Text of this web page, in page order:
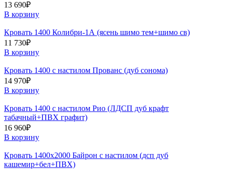
13 690₽
В корзину
Кровать 1400 Колибри-1А (ясень шимо тем+шимо св)
11 730₽
В корзину
Кровать 1400 с настилом Прованс (дуб сонома)
14 970₽
В корзину
Кровать 1400 с настилом Рио (ЛДСП дуб крафт
табачный+ПВХ графит)
16 960₽
В корзину
Кровать 1400х2000 Байрон с настилом (дсп дуб
кашемир+бел+ПВХ)